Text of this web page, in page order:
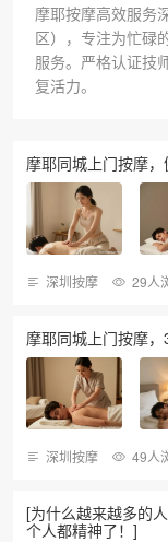
摩耶按摩高效服务
区），专注为忙碌
服务。严格认证技
复活力。
摩耶同城上门按摩
深圳按摩 29人
摩耶同城上门按摩
深圳按摩 49人
[为什么越来越多的
个人都精神了！]